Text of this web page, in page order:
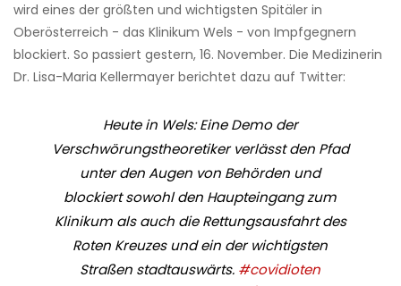
wird eines der größten und wichtigsten Spitäler in
Oberösterreich - das Klinikum Wels - von Impfgegnern
blockiert. So passiert gestern, 16. November. Die Medizinerin
Dr. Lisa-Maria Kellermayer berichtet dazu auf Twitter:
Heute in Wels: Eine Demo der
Verschwörungstheoretiker verlässt den Pfad
unter den Augen von Behörden und
blockiert sowohl den Haupteingang zum
Klinikum als auch die Rettungsausfahrt des
Roten Kreuzes und ein der wichtigsten
Straßen stadtauswärts. #covidioten